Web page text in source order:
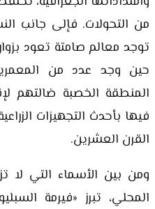
من التحولات. فإلى جانب
توجد معالم صامتة تعود
حين وجد عدد من
المنطقة الخصبة ضالتهم
فيها بأحدث التجهيزات
القرن العشرين.
ومن بين الأسماء التي لا
المحلي، تبرز «فيرمة